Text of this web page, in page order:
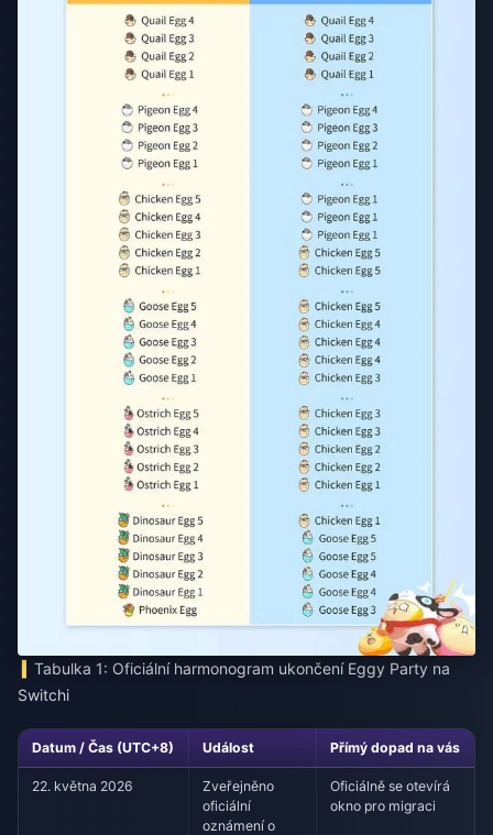
Tabulka 1: Oficiální harmonogram ukončení Eggy Party na
Switchi
Datum / Čas (UTC+8) Událost Přímý dopad na vás
22. května 2026
Zveřejněno
oficiální
oznámení o
Oficiálně se otevírá
okno pro migraci